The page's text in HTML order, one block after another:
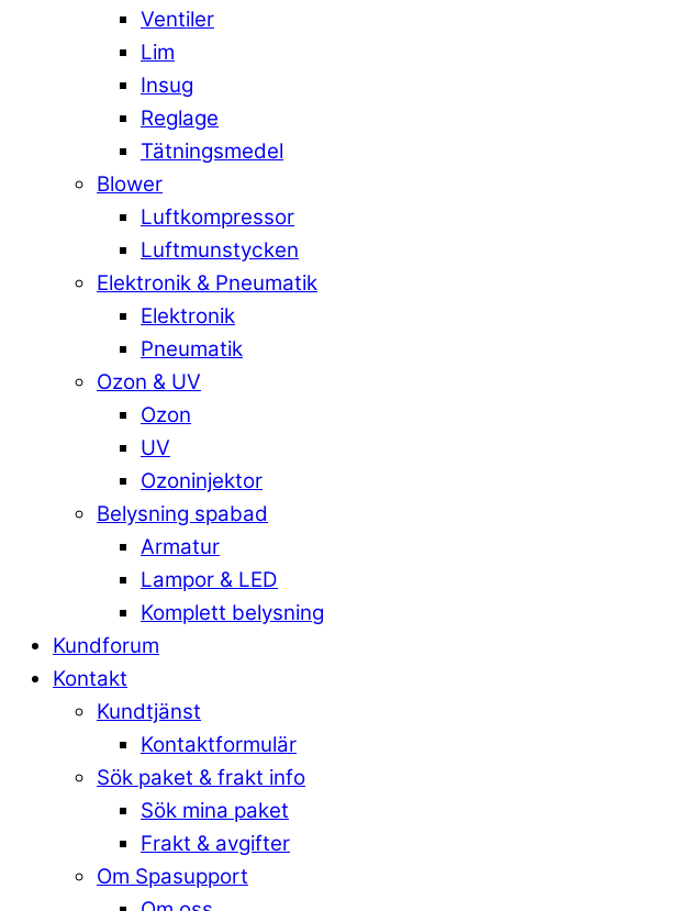
Ventiler
Lim
Insug
Reglage
Tätningsmedel
Blower
Luftkompressor
Luftmunstycken
Elektronik & Pneumatik
Elektronik
Pneumatik
Ozon & UV
Ozon
UV
Ozoninjektor
Belysning spabad
Armatur
Lampor & LED
Komplett belysning
Kundforum
Kontakt
Kundtjänst
Kontaktformulär
Sök paket & frakt info
Sök mina paket
Frakt & avgifter
Om Spasupport